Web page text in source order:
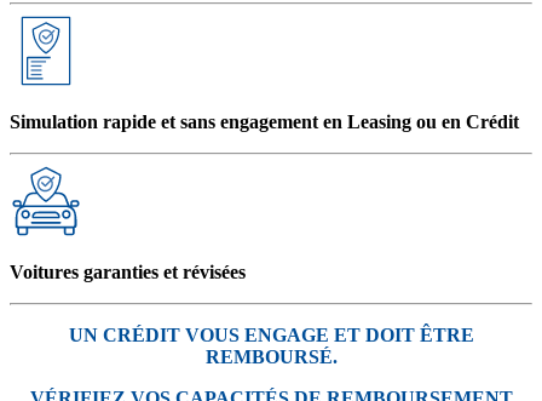
Simulation rapide et sans engagement en Leasing ou en Crédit
Voitures garanties et révisées
UN CRÉDIT VOUS ENGAGE ET DOIT ÊTRE
REMBOURSÉ.